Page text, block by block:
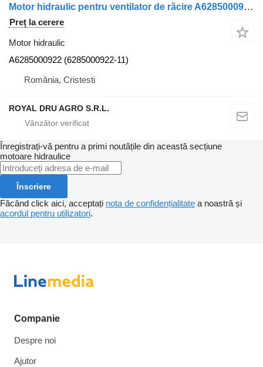
Motor hidraulic pentru ventilator de răcire A6285000922 pentru camion Mercedes-Benz A6285000922
Preț la cerere
Motor hidraulic
A6285000922 (6285000922-11)
România, Cristesti
ROYAL DRU AGRO S.R.L.
Înregistrați-vă pentru a primi noutățile din această secțiune
motoare hidraulice
Înscriere
Făcând click aici, acceptați nota de confidențialitate a noastră și
acordul pentru utilizatori.
Companie
Despre noi
Ajutor